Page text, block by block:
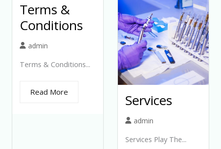
Terms &
Conditions
admin
Terms & Conditions...
Read More Services
admin
Services Play The...